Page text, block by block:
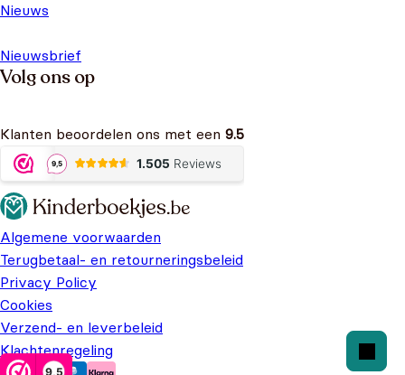
9,5
Nieuws
Nieuwsbrief
Volg ons op
Klanten beoordelen ons met een 9.5
Algemene voorwaarden
Terugbetaal- en retourneringsbeleid
Privacy Policy
Cookies
Verzend- en leverbeleid
Klachtenregeling